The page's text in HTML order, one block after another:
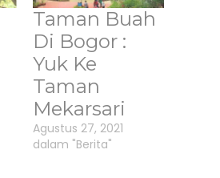
Taman Buah
Di Bogor :
Yuk Ke
Taman
Mekarsari
Agustus 27, 2021
dalam "Berita"